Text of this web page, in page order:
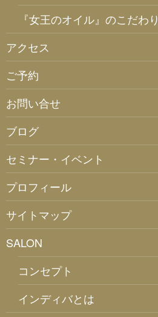
『女王のオイル』のこだわり
アクセス
ご予約
お問い合せ
ブログ
セミナー・イベント
プロフィール
サイトマップ
SALON
コンセプト
インディバとは